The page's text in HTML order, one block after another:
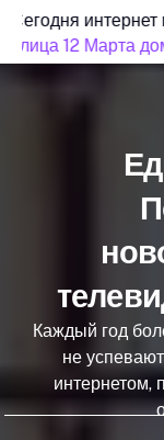
Сегодня интернет
улица 12 Марта
Каждый год
не
интернетом,